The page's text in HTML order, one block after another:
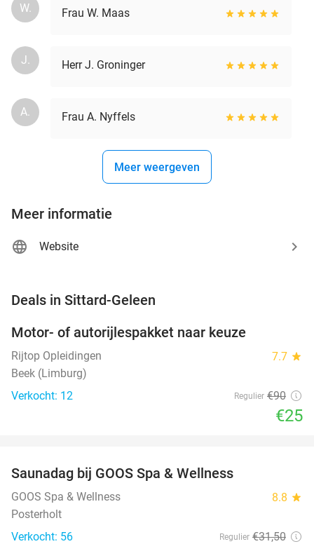
W. Frau W. Maas
J. Herr J. Groninger
A. Frau A. Nyffels
Meer weergeven
Meer informatie
Website
Deals in Sittard-Geleen
Motor- of autorijlespakket naar keuze
Rijtop Opleidingen 7.7 star
Beek (Limburg)
Verkocht: 12
Regulier €90
€25
TODAY
Saunadag bij GOOS Spa & Wellness
GOOS Spa & Wellness 8.8 star
Posterholt
Verkocht: 56
Regulier €31,50